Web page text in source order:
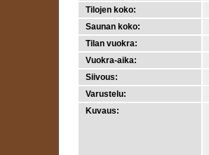
Tilojen koko:
Saunan koko:
Tilan vuokra:
Vuokra-aika:
Siivous:
Varustelu:
Kuvaus: